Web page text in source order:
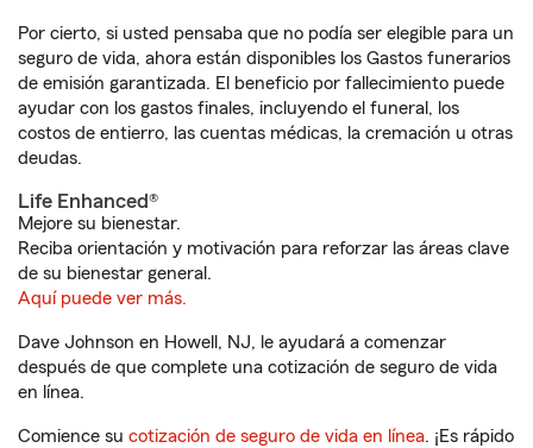
Por cierto, si usted pensaba que no podía ser elegible para un
seguro de vida, ahora están disponibles los Gastos funerarios
de emisión garantizada. El beneficio por fallecimiento puede
ayudar con los gastos finales, incluyendo el funeral, los
costos de entierro, las cuentas médicas, la cremación u otras
deudas.
Life Enhanced®
Mejore su bienestar.
Reciba orientación y motivación para reforzar las áreas clave
de su bienestar general.
Aquí puede ver más.
Dave Johnson en Howell, NJ, le ayudará a comenzar
después de que complete una cotización de seguro de vida
en línea.
Comience su cotización de seguro de vida en línea. ¡Es rápido